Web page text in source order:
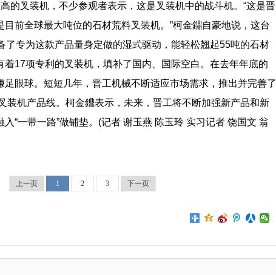
的叉装机，不少参观者表示，这是叉装机中的战斗机。“这是晋
前全球最大吨位的石材荒料叉装机。”柯金鐤自豪地说，这台
了专为这款产品量身定做的湿式驱动，能轻松翘起55吨的石材
着17项专利的叉装机，填补了国内、国际空白。在去年年底的
足眼球。短短几年，晋工机械不断适应市场需求，推出并完善了
装机产品线。柯金鐤表示，未来，晋工将不断加强新产品和新
“一带一路”做铺垫。(记者 谢玉燕 陈玉玲 实习记者 饶国文 翁
上一页 1 2 3 下一页